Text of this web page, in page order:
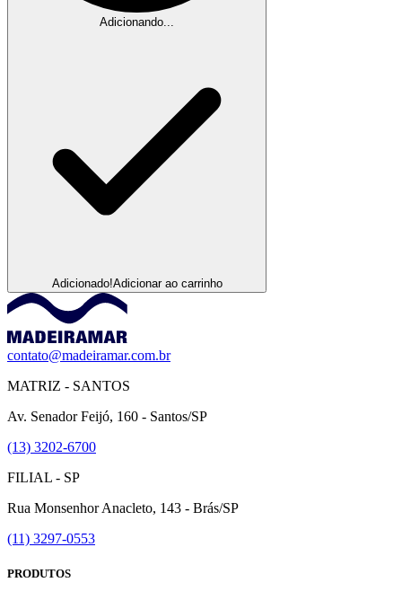
Adicionando...
Adicionado!Adicionar ao carrinho
contato@madeiramar.com.br
MATRIZ - SANTOS
Av. Senador Feijó, 160 - Santos/SP
(13) 3202-6700
FILIAL - SP
Rua Monsenhor Anacleto, 143 - Brás/SP
(11) 3297-0553
PRODUTOS